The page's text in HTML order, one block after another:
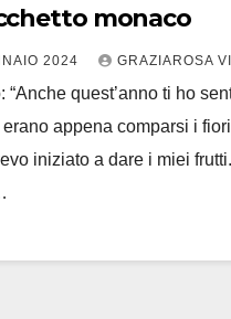
monaco
2024 GRAZIAROSA
“Anche quest’anno ti ho
appena comparsi i
iniziato a dare i miei